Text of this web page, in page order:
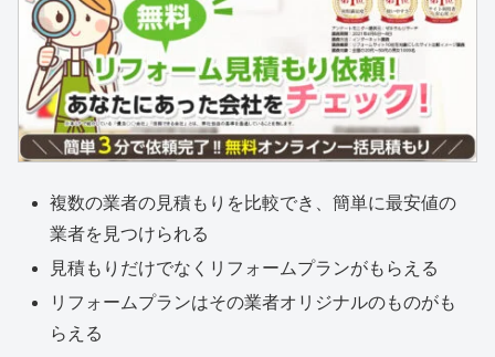
複数の業者の見積もりを比較でき、簡単に最安値の
業者を見つけられる
見積もりだけでなくリフォームプランがもらえる
リフォームプランはその業者オリジナルのものがも
らえる